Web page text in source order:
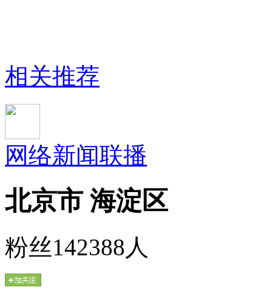
相关推荐
网络新闻联播
北京市 海淀区
粉丝142388人